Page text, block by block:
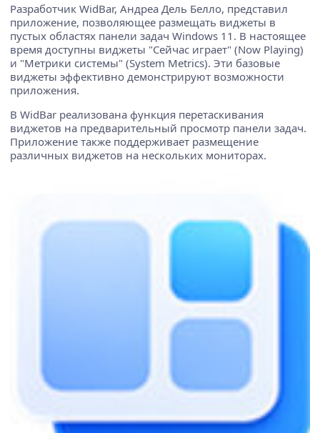
Разработчик WidBar, Андреа Дель Белло, представил
приложение, позволяющее размещать виджеты в
пустых областях панели задач Windows 11. В настоящее
время доступны виджеты "Сейчас играет" (Now Playing)
и "Метрики системы" (System Metrics). Эти базовые
виджеты эффективно демонстрируют возможности
приложения.
В WidBar реализована функция перетаскивания
виджетов на предварительный просмотр панели задач.
Приложение также поддерживает размещение
различных виджетов на нескольких мониторах.